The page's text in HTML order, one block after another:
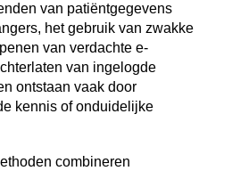
van patiëntgegevens
het gebruik van zwakke
van verdachte e-
van ingelogde
ontstaan vaak door
kennis of onduidelijke
combineren